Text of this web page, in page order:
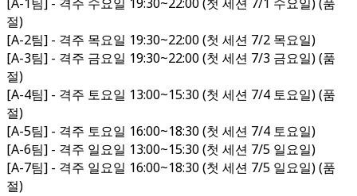
절)
[A-2팀] - 격주 목요일 19:30~22:00 (첫 세션 7/2 목요일)
[A-3팀] - 격주 금요일 19:30~22:00 (첫 세션 7/3 금요일) (품
절)
[A-4팀] - 격주 토요일 13:00~15:30 (첫 세션 7/4 토요일) (품
절)
[A-5팀] - 격주 토요일 16:00~18:30 (첫 세션 7/4 토요일)
[A-6팀] - 격주 일요일 13:00~15:30 (첫 세션 7/5 일요일)
[A-7팀] - 격주 일요일 16:00~18:30 (첫 세션 7/5 일요일) (품
절)